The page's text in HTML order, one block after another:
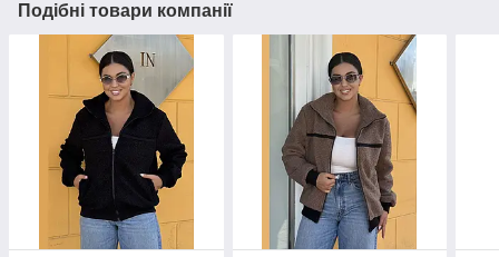
Подібні товари компанії